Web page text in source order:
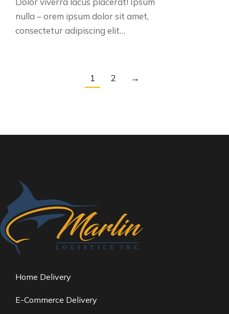
nulla – orem ipsum dolor sit amet,
consectetur adipiscing elit…
1 2 →
Home Delivery
E-Commerce Delivery